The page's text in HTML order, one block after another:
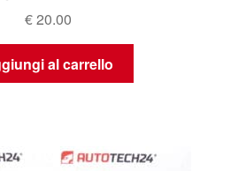
€20.00
al carrello